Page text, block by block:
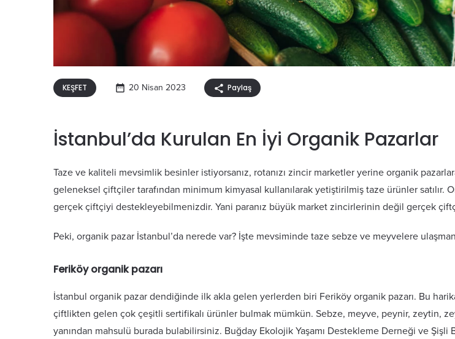
KEŞFET 20 Nisan 2023 Paylaş
İstanbul’da Kurulan En İyi Organik Pazarlar
Taze ve kaliteli mevsimlik besinler istiyorsanız, rotanızı zincir marketler yerine organik
geleneksel çiftçiler tarafından minimum kimyasal kullanılarak yetiştirilmiş taze ürünler satılır.
gerçek çiftçiyi destekleyebilmenizdir. Yani paranız büyük market zincirlerinin değil gerçek
Peki, organik pazar İstanbul’da nerede var? İşte mevsiminde taze sebze ve meyvelere
Feriköy organik pazarı
İstanbul organik pazar dendiğinde ilk akla gelen yerlerden biri Feriköy organik pazarı. Bu
çiftlikten gelen çok çeşitli sertifikalı ürünler bulmak mümkün. Sebze, meyve, peynir, zeytin,
yanından mahsulü burada bulabilirsiniz. Buğday Ekolojik Yaşamı Destekleme Derneği ve